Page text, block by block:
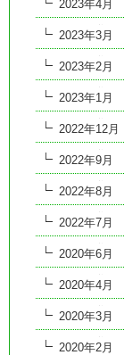
2023年4月
2023年3月
2023年2月
2023年1月
2022年12月
2022年9月
2022年8月
2022年7月
2020年6月
2020年4月
2020年3月
2020年2月